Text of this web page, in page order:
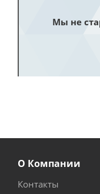
Мы не
О Компании
Контакты